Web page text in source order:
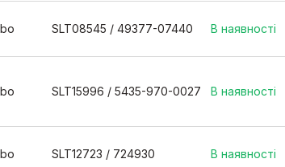
SLT08545 / 49377-07440 В наявності
SLT15996 / 5435-970-0027 В наявності
SLT12723 / 724930 В наявності